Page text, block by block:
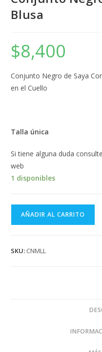
Blusa
$8,400
Conjunto Negro de Saya
en el Cuello
Talla única
Si tiene alguna duda
web
1 disponibles
Conjunto
AÑADIR AL CARRITO
SKU: CNMLL